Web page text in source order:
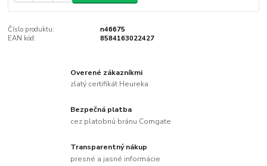
Číslo produktu:
n46675
EAN kód:
8584163022427
Overené zákazníkmi
zlatý certifikát Heureka
Bezpečná platba
cez platobnú bránu Comgate
Transparentný nákup
presné a jasné informácie